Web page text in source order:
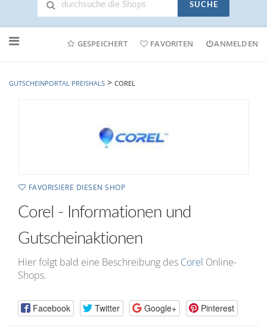
SUCHE
Online-
GESPEICHERT FAVORITEN ANMELDEN
GUTSCHEINPORTAL PREISHALS > COREL
FAVORISIERE DIESEN SHOP
Corel - Informationen und
Gutscheinaktionen
Hier folgt bald eine Beschreibung des Corel Online-
Shops.
Facebook Twitter Google+ Pinterest